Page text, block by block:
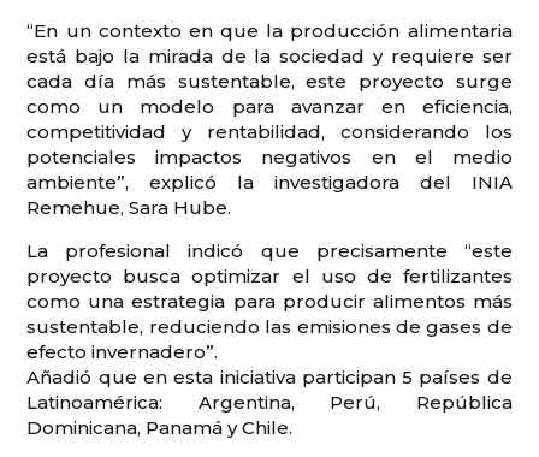
“En un contexto en que la producción alimentaria
está bajo la mirada de la sociedad y requiere ser
cada día más sustentable, este proyecto surge
como un modelo para avanzar en eficiencia,
competitividad y rentabilidad, considerando los
potenciales impactos negativos en el medio
ambiente”, explicó la investigadora del INIA
Remehue, Sara Hube.
La profesional indicó que precisamente “este
proyecto busca optimizar el uso de fertilizantes
como una estrategia para producir alimentos más
sustentable, reduciendo las emisiones de gases de
efecto invernadero”.
Añadió que en esta iniciativa participan 5 países de
Latinoamérica: Argentina, Perú, República
Dominicana, Panamá y Chile.